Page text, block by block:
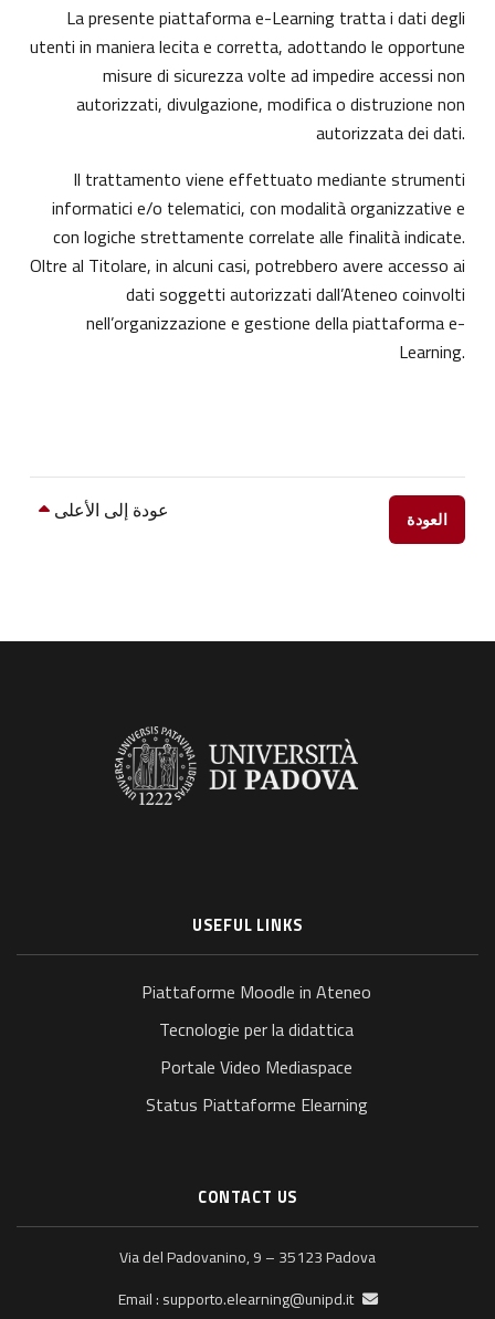
La presente piattaforma e-Learning tratta i dati degli
utenti in maniera lecita e corretta, adottando le opportune
misure di sicurezza volte ad impedire accessi non
autorizzati, divulgazione, modifica o distruzione non
autorizzata dei dati.
Il trattamento viene effettuato mediante strumenti
informatici e/o telematici, con modalità organizzative e
con logiche strettamente correlate alle finalità indicate.
Oltre al Titolare, in alcuni casi, potrebbero avere accesso ai
dati soggetti autorizzati dall’Ateneo coinvolti
nell’organizzazione e gestione della piattaforma e-
Learning.
العودة عودة إلى الأعلى
USEFUL LINKS
Piattaforme Moodle in Ateneo
Tecnologie per la didattica
Portale Video Mediaspace
Status Piattaforme Elearning
CONTACT US
Via del Padovanino, 9 – 35123 Padova
Email :
supporto.elearning@unipd.it